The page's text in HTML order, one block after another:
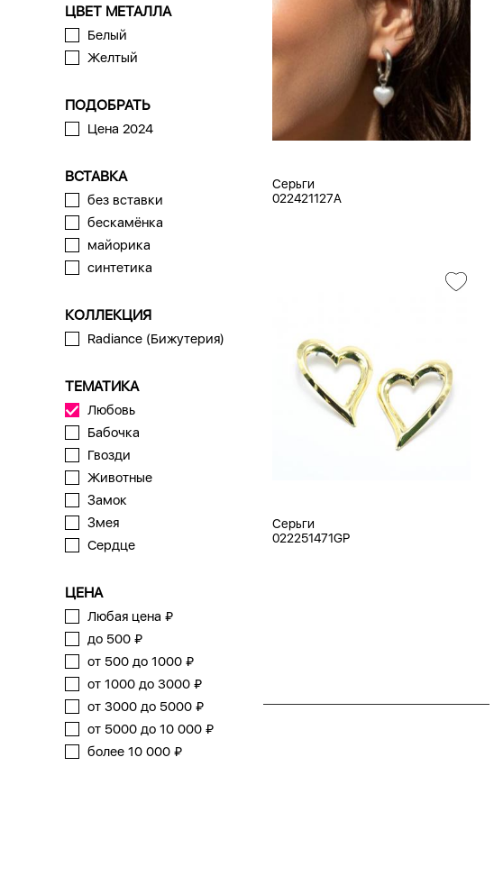
ЦВЕТ МЕТАЛЛА
Белый
Желтый
ПОДОБРАТЬ
Цена 2024
ВСТАВКА
без вставки
бескамёнка
майорика
синтетика
КОЛЛЕКЦИЯ
Radiance (Бижутерия)
ТЕМАТИКА
Любовь
Бабочка
Гвозди
Животные
Замок
Змея
Сердце
ЦЕНА
Любая цена ₽
до 500 ₽
от 500 до 1000 ₽
от 1000 до 3000 ₽
от 3000 до 5000 ₽
от 5000 до 10 000 ₽
более 10 000 ₽
Серьги
022421127A
Серьги
022251471GP